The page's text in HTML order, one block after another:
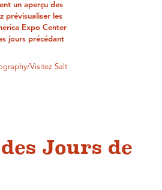
un aperçu des
prévisualiser les
Expo Center
jours précédant
Visitez Salt
Jours de